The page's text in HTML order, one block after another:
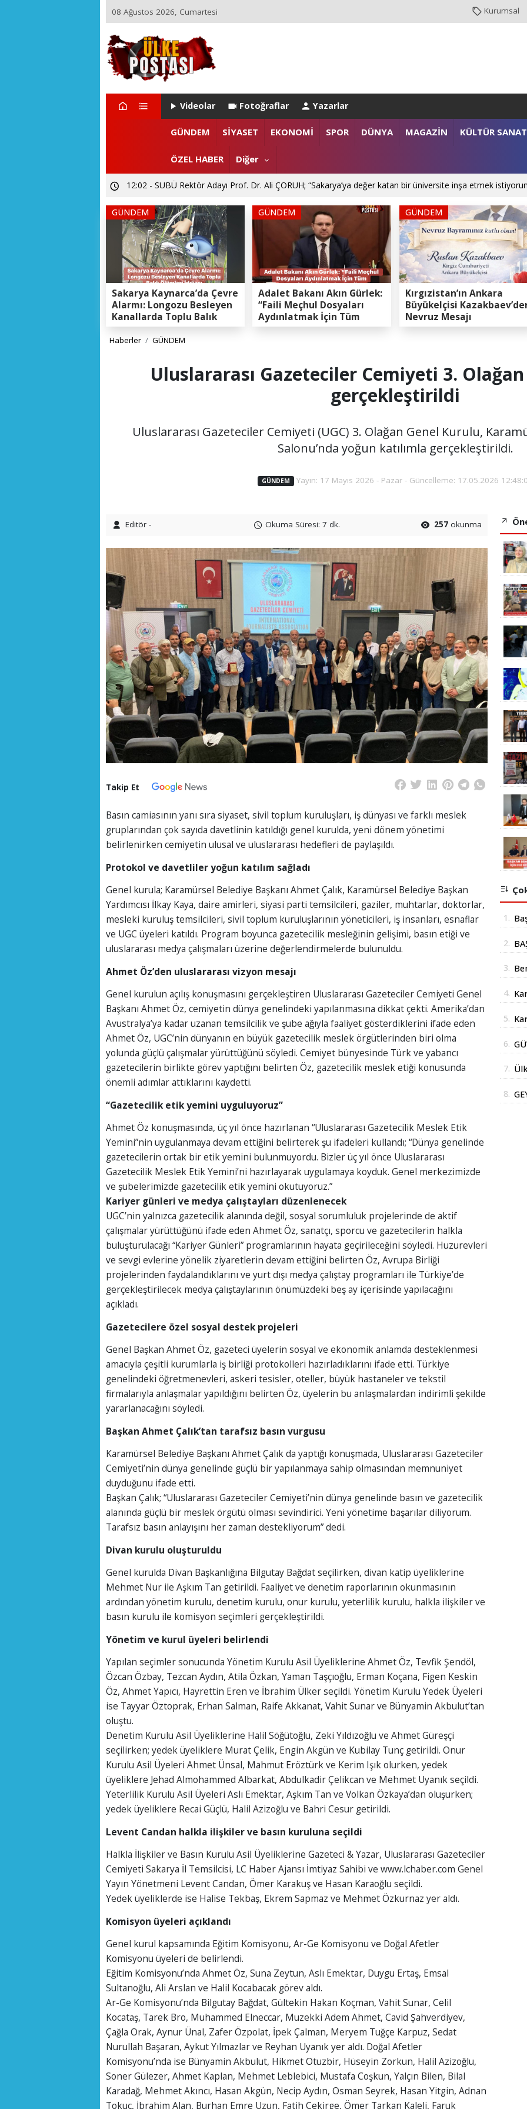
08 Ağustos 2026, Cumartesi Kurumsal
Videolar Fotoğraflar Yazarlar
GÜNDEM SİYASET EKONOMİ SPOR DÜNYA MAGAZİN KÜLTÜR SANAT
ÖZEL HABER Diğer
22:29 - ZEYNEP ARI TETİK İSTANBUL EMNİYET MÜDÜRLÜĞÜ’NE ATANDI
12:02 - SUBÜ Rektör Adayı Prof. Dr. Ali ÇORUH; “Sakarya’ya değer katan bir üniversite inşa etmek
GÜNDEM
Sakarya Kaynarca’da Çevre
Alarmı: Longozu Besleyen
Kanallarda Toplu Balık
Ölümleri Gerçeği
GÜNDEM
Adalet Bakanı Akın Gürlek:
“Faili Meçhul Dosyaları
Aydınlatmak İçin Tüm
Kapasitemizi Seferber
GÜNDEM
Kırgızistan’ın Ankara
Büyükelçisi
Nevruz Mesajı
Haberler GÜNDEM
Uluslararası Gazeteciler Cemiyeti 3.
gerçekleştirildi
Uluslararası Gazeteciler Cemiyeti (UGC) 3. Olağan Genel Kurulu,
Salonu’nda yoğun katılımla gerçekleştirildi.
GÜNDEM Yayın: 17 Mayıs 2026 - Pazar - Güncelleme: 17.05.2026
Editör - Okuma Süresi: 7 dk. 257 okunma
Takip Et
Basın camiasının yanı sıra siyaset, sivil toplum kuruluşları, iş dünyası ve farklı meslek
gruplarından çok sayıda davetlinin katıldığı genel kurulda, yeni dönem yönetimi
belirlenirken cemiyetin ulusal ve uluslararası hedefleri de paylaşıldı.
Protokol ve davetliler yoğun katılım sağladı
Genel kurula; Karamürsel Belediye Başkanı Ahmet Çalık, Karamürsel Belediye Başkan
Yardımcısı İlkay Kaya, daire amirleri, siyasi parti temsilcileri, gaziler, muhtarlar, doktorlar,
mesleki kuruluş temsilcileri, sivil toplum kuruluşlarının yöneticileri, iş insanları, esnaflar
ve UGC üyeleri katıldı. Program boyunca gazetecilik mesleğinin gelişimi, basın etiği ve
uluslararası medya çalışmaları üzerine değerlendirmelerde bulunuldu.
Ahmet Öz’den uluslararası vizyon mesajı
Genel kurulun açılış konuşmasını gerçekleştiren Uluslararası Gazeteciler Cemiyeti Genel
Başkanı Ahmet Öz, cemiyetin dünya genelindeki yapılanmasına dikkat çekti. Amerika’dan
Avustralya’ya kadar uzanan temsilcilik ve şube ağıyla faaliyet gösterdiklerini ifade eden
Ahmet Öz, UGC’nin dünyanın en büyük gazetecilik meslek örgütlerinden biri olma
yolunda güçlü çalışmalar yürüttüğünü söyledi. Cemiyet bünyesinde Türk ve yabancı
gazetecilerin birlikte görev yaptığını belirten Öz, gazetecilik meslek etiği konusunda
önemli adımlar attıklarını kaydetti.
“Gazetecilik etik yemini uyguluyoruz”
Ahmet Öz konuşmasında, üç yıl önce hazırlanan “Uluslararası Gazetecilik Meslek Etik
Yemini”nin uygulanmaya devam ettiğini belirterek şu ifadeleri kullandı; “Dünya genelinde
gazetecilerin ortak bir etik yemini bulunmuyordu. Bizler üç yıl önce Uluslararası
Gazetecilik Meslek Etik Yemini’ni hazırlayarak uygulamaya koyduk. Genel merkezimizde
ve şubelerimizde gazetecilik etik yemini okutuyoruz.”
Kariyer günleri ve medya çalıştayları düzenlenecek
UGC’nin yalnızca gazetecilik alanında değil, sosyal sorumluluk projelerinde de aktif
çalışmalar yürüttüğünü ifade eden Ahmet Öz, sanatçı, sporcu ve gazetecilerin halkla
buluşturulacağı “Kariyer Günleri” programlarının hayata geçirileceğini söyledi. Huzurevleri
ve sevgi evlerine yönelik ziyaretlerin devam ettiğini belirten Öz, Avrupa Birliği
projelerinden faydalandıklarını ve yurt dışı medya çalıştay programları ile Türkiye’de
gerçekleştirilecek medya çalıştaylarının önümüzdeki beş ay içerisinde yapılacağını
açıkladı.
Gazetecilere özel sosyal destek projeleri
Genel Başkan Ahmet Öz, gazeteci üyelerin sosyal ve ekonomik anlamda desteklenmesi
amacıyla çeşitli kurumlarla iş birliği protokolleri hazırladıklarını ifade etti. Türkiye
genelindeki öğretmenevleri, askeri tesisler, oteller, büyük hastaneler ve tekstil
firmalarıyla anlaşmalar yapıldığını belirten Öz, üyelerin bu anlaşmalardan indirimli şekilde
yararlanacağını söyledi.
Başkan Ahmet Çalık’tan tarafsız basın vurgusu
Karamürsel Belediye Başkanı Ahmet Çalık da yaptığı konuşmada, Uluslararası Gazeteciler
Cemiyeti’nin dünya genelinde güçlü bir yapılanmaya sahip olmasından memnuniyet
duyduğunu ifade etti.
Başkan Çalık; “Uluslararası Gazeteciler Cemiyeti’nin dünya genelinde basın ve gazetecilik
alanında güçlü bir meslek örgütü olması sevindirici. Yeni yönetime başarılar diliyorum.
Tarafsız basın anlayışını her zaman destekliyorum” dedi.
Divan kurulu oluşturuldu
Genel kurulda Divan Başkanlığına Bilgutay Bağdat seçilirken, divan katip üyeliklerine
Mehmet Nur ile Aşkım Tan getirildi. Faaliyet ve denetim raporlarının okunmasının
ardından yönetim kurulu, denetim kurulu, onur kurulu, yeterlilik kurulu, halkla ilişkiler ve
basın kurulu ile komisyon seçimleri gerçekleştirildi.
Yönetim ve kurul üyeleri belirlendi
Yapılan seçimler sonucunda Yönetim Kurulu Asil Üyeliklerine Ahmet Öz, Tevfik Şendöl,
Özcan Özbay, Tezcan Aydın, Atila Özkan, Yaman Taşçıoğlu, Erman Koçana, Figen Keskin
Öz, Ahmet Yapıcı, Hayrettin Eren ve İbrahim Ülker seçildi. Yönetim Kurulu Yedek Üyeleri
ise Tayyar Öztoprak, Erhan Salman, Raife Akkanat, Vahit Sunar ve Bünyamin Akbulut’tan
oluştu.
Denetim Kurulu Asil Üyeliklerine Halil Söğütoğlu, Zeki Yıldızoğlu ve Ahmet Güreşçi
seçilirken; yedek üyeliklere Murat Çelik, Engin Akgün ve Kubilay Tunç getirildi. Onur
Kurulu Asil Üyeleri Ahmet Ünsal, Mahmut Eröztürk ve Kerim Işık olurken, yedek
üyeliklere Jehad Almohammed Albarkat, Abdulkadir Çelikcan ve Mehmet Uyanık seçildi.
Yeterlilik Kurulu Asil Üyeleri Aslı Emektar, Aşkım Tan ve Volkan Özkaya’dan oluşurken;
yedek üyeliklere Recai Güçlü, Halil Azizoğlu ve Bahri Cesur getirildi.
Levent Candan halkla ilişkiler ve basın kuruluna seçildi
Halkla İlişkiler ve Basın Kurulu Asil Üyeliklerine Gazeteci & Yazar, Uluslararası Gazeteciler
Cemiyeti Sakarya İl Temsilcisi, LC Haber Ajansı İmtiyaz Sahibi ve www.lchaber.com⁠ Genel
Yayın Yönetmeni Levent Candan, Ömer Karakuş ve Hasan Karaoğlu seçildi.
Yedek üyeliklerde ise Halise Tekbaş, Ekrem Sapmaz ve Mehmet Özkurnaz yer aldı.
Komisyon üyeleri açıklandı
Genel kurul kapsamında Eğitim Komisyonu, Ar-Ge Komisyonu ve Doğal Afetler
Komisyonu üyeleri de belirlendi.
Eğitim Komisyonu’nda Ahmet Öz, Suna Zeytun, Aslı Emektar, Duygu Ertaş, Emsal
Sultanoğlu, Ali Arslan ve Halil Kocabacak görev aldı.
Ar-Ge Komisyonu’nda Bilgutay Bağdat, Gültekin Hakan Koçman, Vahit Sunar, Celil
Kocataş, Tarek Bro, Muhammed Elneccar, Muzekki Adem Ahmet, Cavid Şahverdiyev,
Çağla Orak, Aynur Ünal, Zafer Özpolat, İpek Çalman, Meryem Tuğçe Karpuz, Sedat
Nurullah Başaran, Aykut Yılmazlar ve Reyhan Uyanık yer aldı. Doğal Afetler
Komisyonu’nda ise Bünyamin Akbulut, Hikmet Otuzbir, Hüseyin Zorkun, Halil Azizoğlu,
Soner Gülezer, Ahmet Kaplan, Mehmet Leblebici, Mustafa Coşkun, Yalçın Bilen, Bilal
Karadağ, Mehmet Akıncı, Hasan Akgün, Necip Aydın, Osman Seyrek, Hasan Yitgin, Adnan
Tokuç, İbrahim Alan, Burhan Emre Uzun, Fatih Çekirge, Ömer Tarkan Kaleli, Faruk
1.
2.
3.
4.
5.
6.
7.
8.